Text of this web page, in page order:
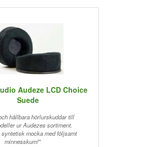
Audeze LCD Choice
Suede
hållbara hörlurskuddar till
ur Audezes sortiment.
mocka med följsamt
minnesskum!"